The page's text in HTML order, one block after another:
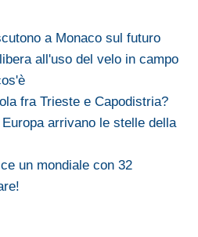
a Monaco sul futuro
all'uso del velo in campo
fra Trieste e Capodistria?
arrivano le stelle della
un mondiale con 32